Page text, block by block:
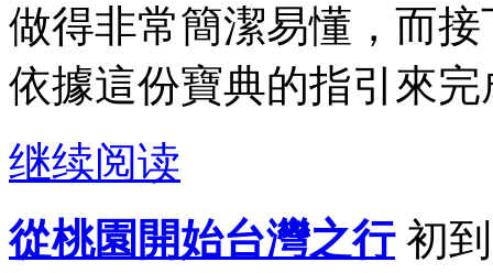
做得非常簡潔易懂，而
依據這份寶典的指引來完
继续阅读
從桃園開始台灣之行初到